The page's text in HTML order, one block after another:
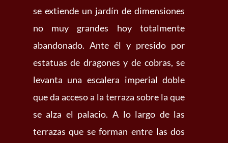
se extiende un jardín de dimensiones
no muy grandes hoy totalmente
abandonado. Ante él y presido por
estatuas de dragones y de cobras, se
levanta una escalera imperial doble
que da acceso a la terraza sobre la que
se alza el palacio. A lo largo de las
terrazas que se forman entre las dos